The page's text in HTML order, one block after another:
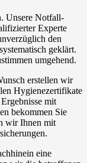
Unsere Notfall-
Experte
den
geklärt.
umgehend.
erstellen wir
Hygienezertifikate
mit
bekommen Sie
wir Ihnen mit
eine